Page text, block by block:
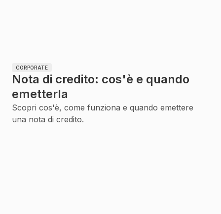
CORPORATE
Nota di credito: cos'è e quando
emetterla
Scopri cos'è, come funziona e quando emettere
una nota di credito.